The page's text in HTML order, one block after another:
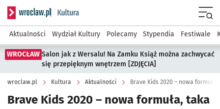
Serwis informacyjny wroclaw.pl podserwis: Kultura
Aktualności Wydział Kultury Polecamy Stypendia Festiwale
WROCŁAW Salon jak z Wersalu! Na Zamku Książ można zachwycać
się przepięknym wnętrzem [ZDJĘCIA]
wroclaw.pl Kultura Aktualności Brave Kids 2020 – nowa
Brave Kids 2020 – nowa formuła, taka